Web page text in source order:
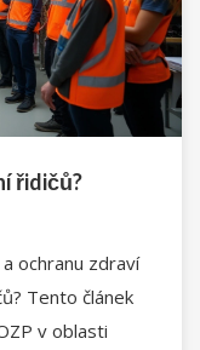
řidičů?
ochranu zdraví
Tento článek
v oblasti